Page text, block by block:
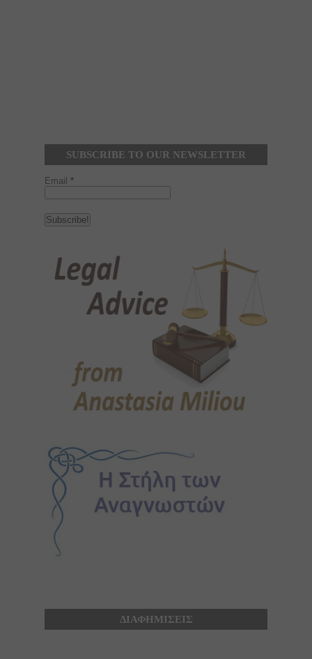
SUBSCRIBE TO OUR NEWSLETTER
Email *
ΔΙΑΦΗΜΙΣΕΙΣ